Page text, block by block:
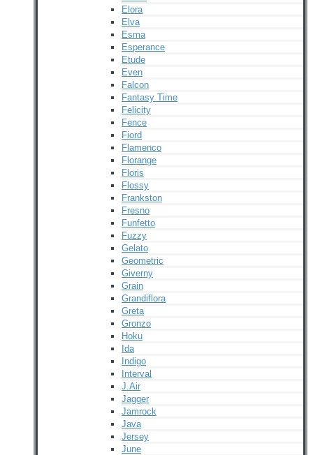
Elora
Elva
Esma
Esperance
Etude
Even
Falcon
Fantasy Time
Felicity
Fence
Fiord
Flamenco
Florange
Floris
Flossy
Frankston
Fresno
Funfetto
Fuzzy
Gelato
Geometric
Giverny
Grain
Grandiflora
Greta
Gronzo
Hoku
Ida
Indigo
Interval
J.Air
Jagger
Jamrock
Java
Jersey
June